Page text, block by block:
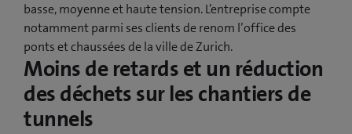
basse, moyenne et haute tension. L’entreprise compte
notamment parmi ses clients de renom l’office des
ponts et chaussées de la ville de Zurich.
Moins de retards et un réduction
des déchets sur les chantiers de
tunnels